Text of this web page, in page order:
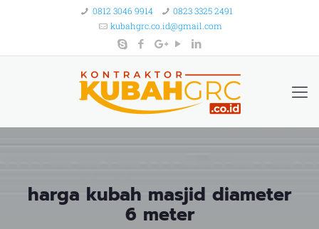
0812 3046 9914
0823 3325 2491
kubahgrc.co.id@gmail.com
harga kubah masjid diameter
6 meter